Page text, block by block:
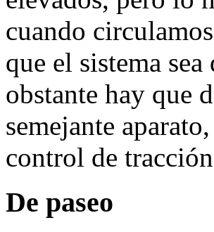
cuando
que el sistema
obstante hay que
semejante
control de
De paseo